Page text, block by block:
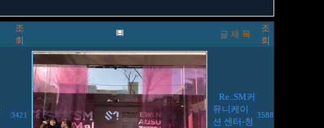
조
회
글 제 목
조
회
3421
Re..SM커
뮤니케이
션 센터-청
3588